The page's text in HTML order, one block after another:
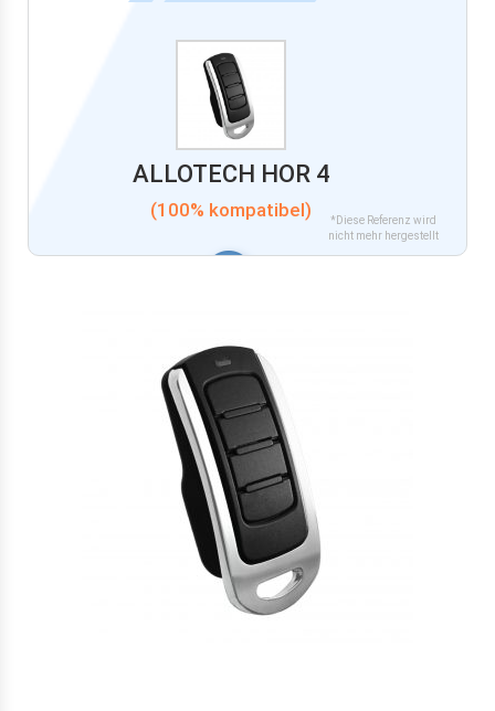
ALLOTECH HOR 4
(100% kompatibel)
*Diese Referenz wird
nicht mehr hergestellt